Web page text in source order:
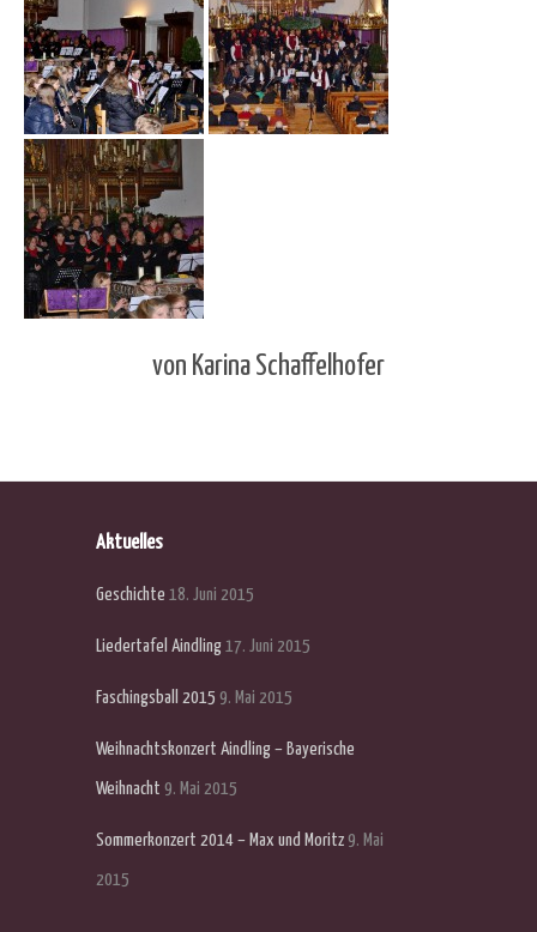
von Karina Schaffelhofer
Aktuelles
Geschichte 18. Juni 2015
Liedertafel Aindling 17. Juni 2015
Faschingsball 2015 9. Mai 2015
Weihnachtskonzert Aindling – Bayerische
Weihnacht 9. Mai 2015
Sommerkonzert 2014 – Max und Moritz 9. Mai
2015